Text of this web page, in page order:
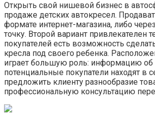
Открыть свой нишевой бизнес в
продаже детских автокресел.
формате интернет-магазина, либо
точку. Второй вариант привлекателен
покупателей есть возможность
кресла под своего ребенка.
играет большую роль: информацию об
потенциальные покупатели находят в
предложить клиенту разнообразие
профессиональную консультацию